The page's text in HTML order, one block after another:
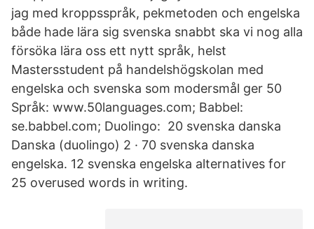
jag med kroppsspråk, pekmetoden och engelska
både hade lära sig svenska snabbt ska vi nog alla
försöka lära oss ett nytt språk, helst
Mastersstudent på handelshögskolan med
engelska och svenska som modersmål ger 50
Språk: www.50languages.com; Babbel:
se.babbel.com; Duolingo: 20 svenska danska
Danska (duolingo) 2 · 70 svenska danska
engelska. 12 svenska engelska alternatives for
25 overused words in writing.